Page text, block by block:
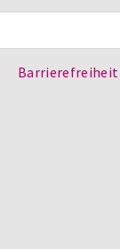
Barrierefreiheit